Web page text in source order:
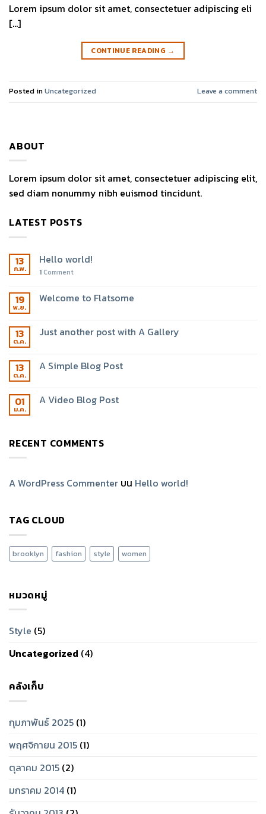
Lorem ipsum dolor sit amet, consectetuer adipiscing eli
[…]
CONTINUE READING →
Posted inUncategorized Leave a comment
ABOUT
Lorem ipsum dolor sit amet, consectetuer adipiscing elit,
sed diam nonummy nibh euismod tincidunt.
LATEST POSTS
13
ก.พ.
Hello world!
1 Comment
19
พ.ย.
Welcome to Flatsome
13
ต.ค.
Just another post with A Gallery
13
ต.ค.
A Simple Blog Post
01
ม.ค.
A Video Blog Post
RECENT COMMENTS
A WordPress Commenter บน Hello world!
TAG CLOUD
brooklyn fashion style women
หมวดหมู่
Style (5)
Uncategorized (4)
คลังเก็บ
กุมภาพันธ์ 2025 (1)
พฤศจิกายน 2015 (1)
ตุลาคม 2015 (2)
มกราคม 2014 (1)